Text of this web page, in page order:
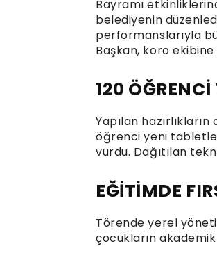
Bayramı
belediyenin
performanslarıyla
Başkan, koro
120
Yapılan
öğrenci yeni
vurdu. Dağıtılan
EĞİTİMDE
Törende yerel
çocukların